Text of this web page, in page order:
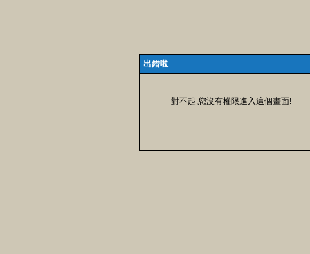
出錯啦
對不起,您沒有權限進入這個畫面!